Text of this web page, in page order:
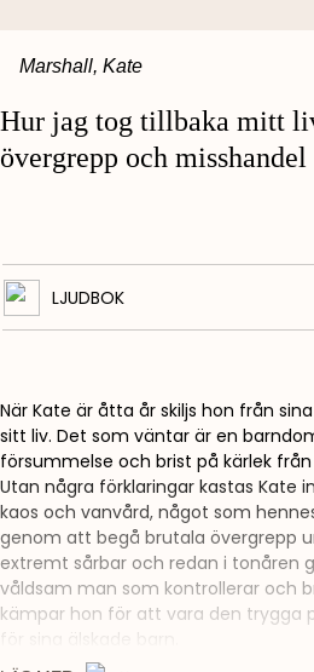
Marshall, Kate
Hur jag tog tillbaka mitt
övergrepp och misshandel
LJUDBOK
När Kate är åtta år skiljs hon från
sitt liv. Det som väntar är en
försummelse och brist på kärlek
Utan några förklaringar kastas Kate
kaos och vanvård, något som
genom att begå brutala övergrepp
extremt sårbar och redan i tonåren
våldsam man som kontrollerar och
kämpar hon för att vara den trygga
Men det som kunde ha blivit slutet